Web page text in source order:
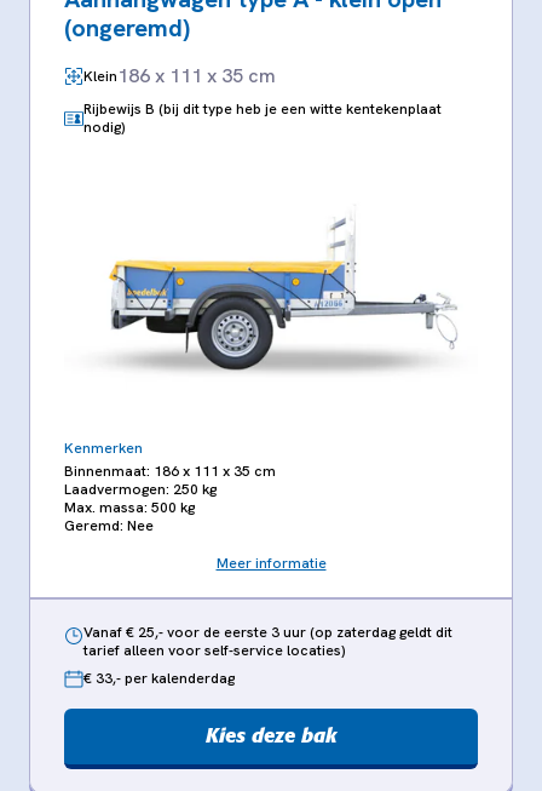
(ongeremd)
Klein186 x 111 x 35 cm
Rijbewijs B (bij dit type heb je een witte kentekenplaat
nodig)
Kenmerken
Binnenmaat: 186 x 111 x 35 cm
Laadvermogen: 250 kg
Max. massa: 500 kg
Geremd: Nee
Meer informatie
Vanaf € 25,- voor de eerste 3 uur (op zaterdag geldt dit
tarief alleen voor self-service locaties)
€ 33,- per kalenderdag
Kies deze bak